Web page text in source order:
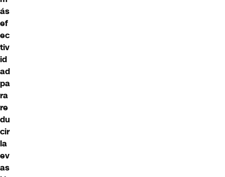
ás
ef
ec
tiv
id
ad
pa
ra
re
du
cir
la
ev
as